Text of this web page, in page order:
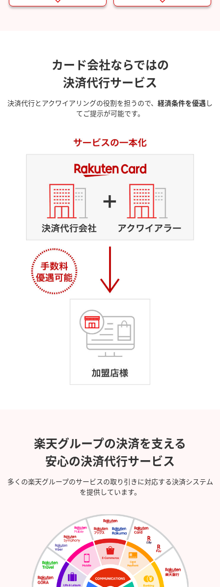
カード会社ならではの
決済代行サービス
決済代行とアクワイアリングの役割を担うので、 経済条件を優遇 し
てご提示が可能です。
楽天グループの決済を支える
安心の決済代行サービス
多くの楽天グループのサービスの取り引きに対応する決済システム
を提供しています。